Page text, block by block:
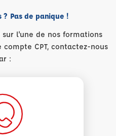
? Pas de panique !
sur l'une de nos formations
CPT, contactez-nous
: